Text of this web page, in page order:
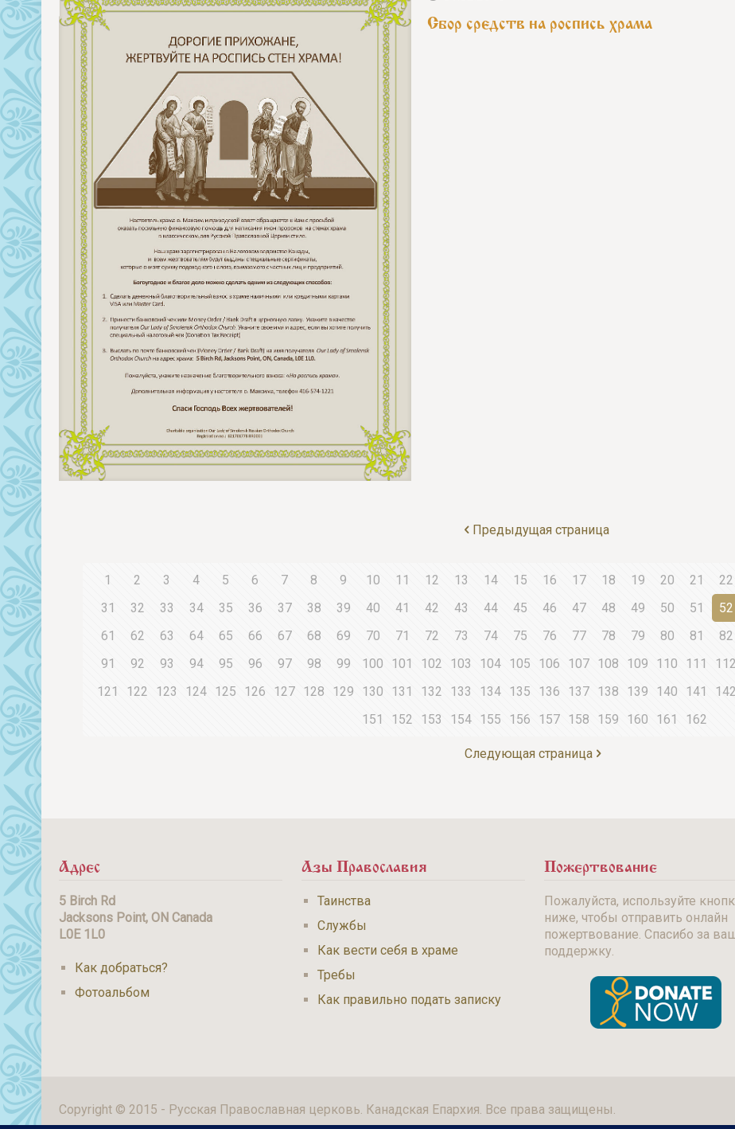
Сбор средств на роспись храма
Предыдущая страница
1 2 3 4 5 6 7 8 9 10 11 12 13 14 15 16 17 18 19 20 21 22
31
32 33 34 35 36 37 38 39 40 41 42 43 44 45 46 47 48 49 50 51 52
61
62 63 64 65 66 67 68 69 70 71 72 73 74 75 76 77 78 79 80 81 82
91
92 93 94 95 96 97 98 99 100 101 102 103 104 105 106 107 108 109 110 111 112
121
122 123 124 125 126 127 128 129 130 131 132 133 134 135 136 137 138 139 140 141 142
151
152 153 154 155 156 157 158 159 160 161 162
Следующая страница
Адрес
5 Birch Rd
Jacksons Point, ON Canada
L0E 1L0
Как добраться?
Фотоальбом
Азы Православия
Таинства
Службы
Как вести себя в храме
Требы
Как правильно подать записку
Пожертвование
Пожалуйста, используйте
ниже, чтобы отправить онлайн
пожертвование. Спасибо за
поддержку.
Copyright © 2015 - Русская Православная церковь. Канадская Епархия. Все права защищены.